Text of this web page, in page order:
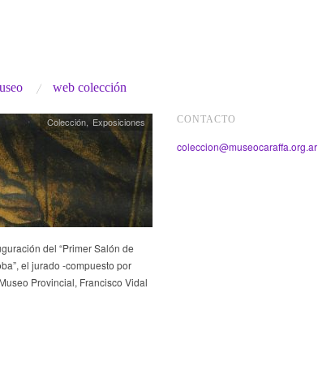
web colección
Colección, Exposiciones
del “Primer Salón de
el jurado -compuesto por
Provincial, Francisco Vidal
CONTACTO
coleccion@museocaraffa.org.ar